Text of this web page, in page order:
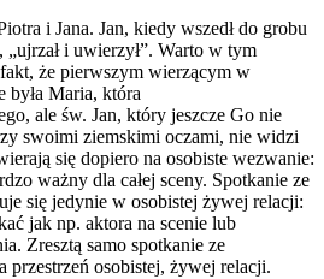
i Jana. Jan, kiedy wszedł do grobu
„ujrzał i uwierzył”. Warto w tym
że pierwszym wierzącym w
była Maria, która
ale św. Jan, który jeszcze Go nie
swoimi ziemskimi oczami, nie widzi
się dopiero na osobiste wezwanie:
ważny dla całej sceny. Spotkanie ze
się jedynie w osobistej żywej relacji:
jak np. aktora na scenie lub
Zresztą samo spotkanie ze
przestrzeń osobistej, żywej relacji.